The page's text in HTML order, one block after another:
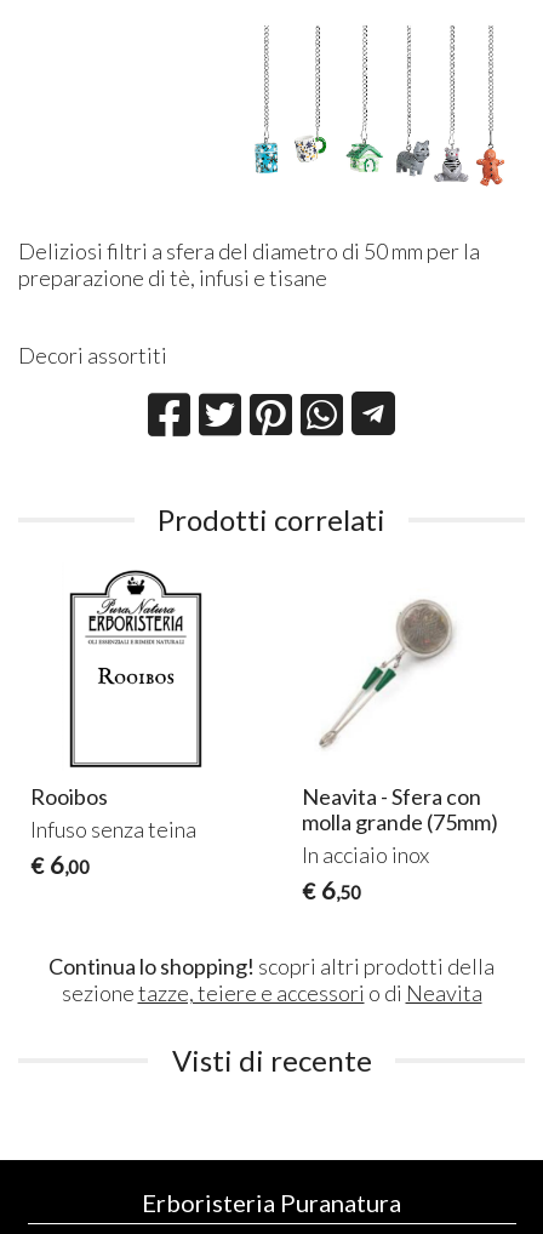
Deliziosi filtri a sfera del diametro di 50 mm per la
preparazione di tè, infusi e tisane
Decori assortiti
Prodotti correlati
Rooibos
Infuso senza teina
€ 6,00
Neavita - Sfera con
molla grande (75mm)
In acciaio inox
€ 6,50
Continua lo shopping! scopri altri prodotti della
sezionetazze, teiere e accessori o di Neavita
Visti di recente
Erboristeria Puranatura